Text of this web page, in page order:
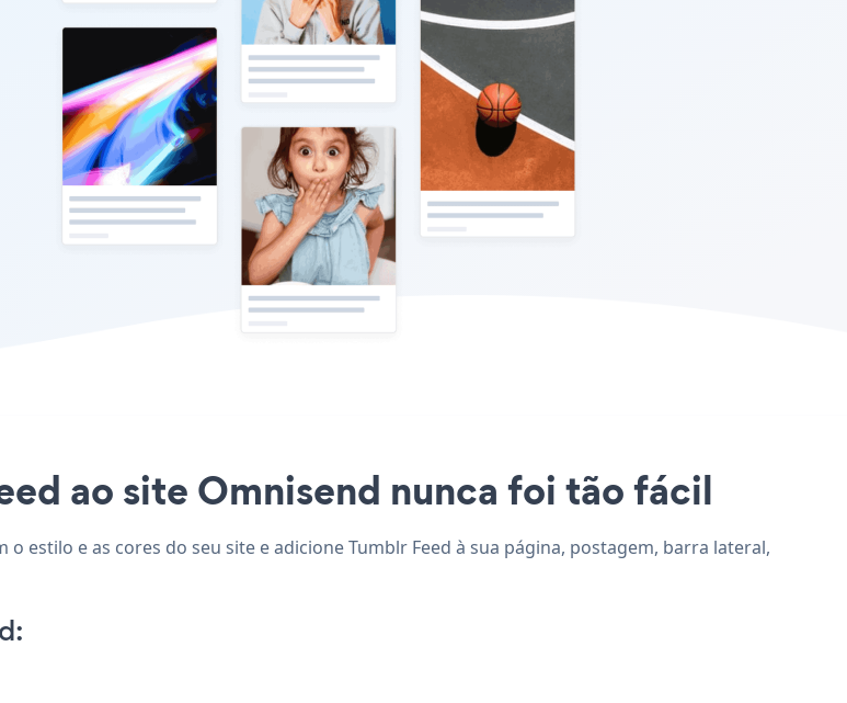
ao site Omnisend nunca foi tão fácil
estilo e as cores do seu site e adicione Tumblr Feed à sua página, postagem, barra lateral,